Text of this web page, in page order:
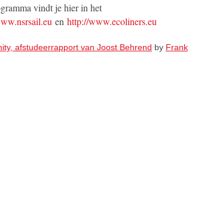
vindt je hier in het
en http://www.ecoliners.eu
afstudeerrapport van Joost Behrend by Frank